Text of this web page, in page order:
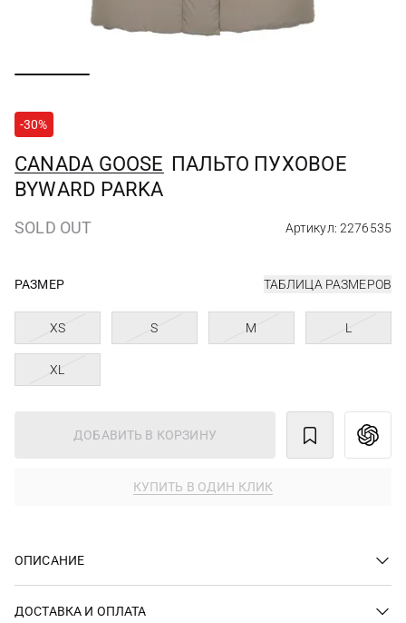
-30%
CANADA GOOSE ПАЛЬТО ПУХОВОЕ
BYWARD PARKA
SOLD OUT Артикул: 2276535
РАЗМЕР ТАБЛИЦА РАЗМЕРОВ
XS S M L
XL
ДОБАВИТЬ В КОРЗИНУ
КУПИТЬ В ОДИН КЛИК
ОПИСАНИЕ
ДОСТАВКА И ОПЛАТА